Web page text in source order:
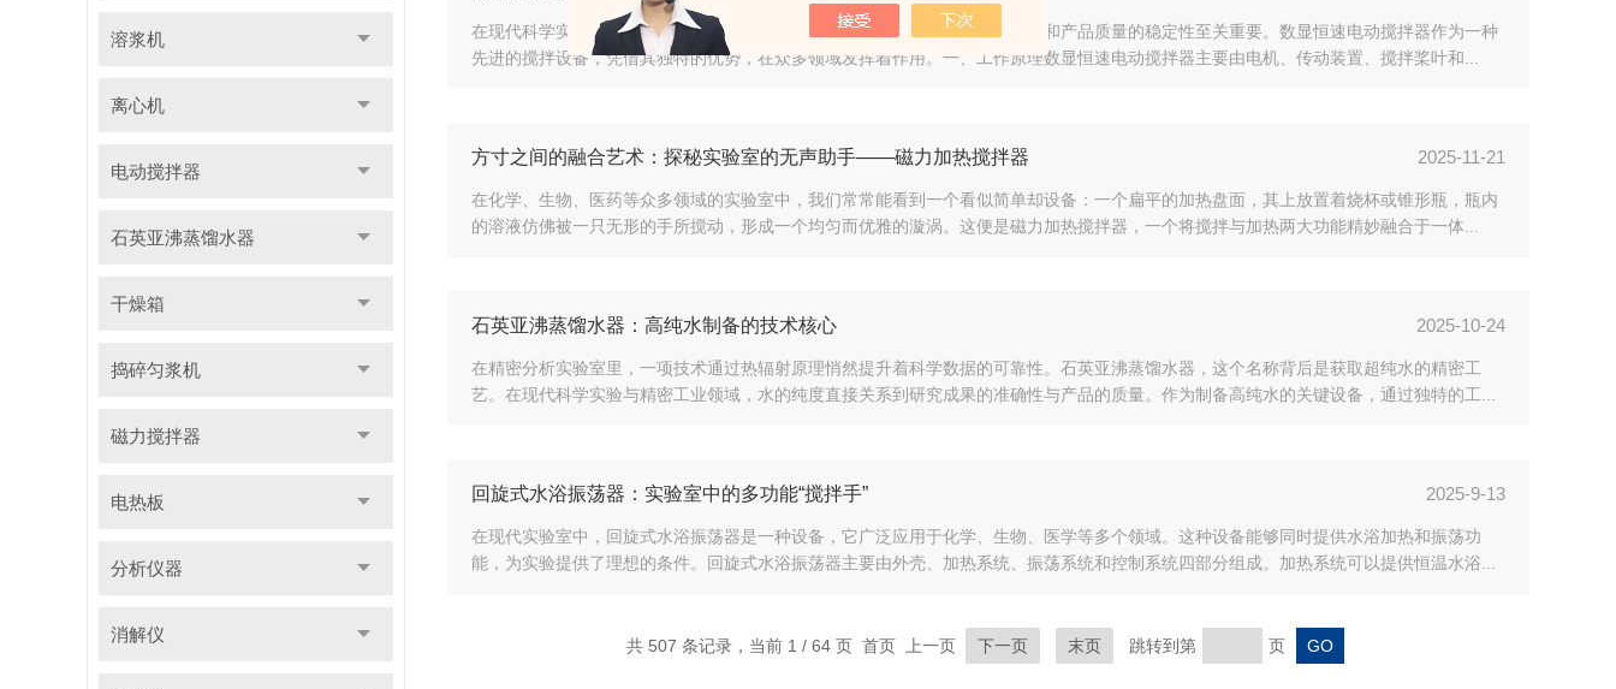
溶浆机
离心机
电动搅拌器
石英亚沸蒸馏水器
干燥箱
捣碎匀浆机
磁力搅拌器
电热板
分析仪器
消解仪
在现代科学实验和工业生产中，精确控制搅拌过程对于保证实验结果的准确性和产品质量的稳定性至关重要。数显恒速电动搅拌器作为一种
先进的搅拌设备，凭借其独特的优势，在众多领域发挥着作用。一、工作原理数显恒速电动搅拌器主要由电机、传动装置、搅拌桨叶和...
方寸之间的融合艺术：探秘实验室的无声助手——磁力加热搅拌器 2025-11-21
在化学、生物、医药等众多领域的实验室中，我们常常能看到一个看似简单却设备：一个扁平的加热盘面，其上放置着烧杯或锥形瓶，瓶内
的溶液仿佛被一只无形的手所搅动，形成一个均匀而优雅的漩涡。这便是磁力加热搅拌器，一个将搅拌与加热两大功能精妙融合于一体...
石英亚沸蒸馏水器：高纯水制备的技术核心 2025-10-24
在精密分析实验室里，一项技术通过热辐射原理悄然提升着科学数据的可靠性。石英亚沸蒸馏水器，这个名称背后是获取超纯水的精密工
艺。在现代科学实验与精密工业领域，水的纯度直接关系到研究成果的准确性与产品的质量。作为制备高纯水的关键设备，通过独特的工...
回旋式水浴振荡器：实验室中的多功能“搅拌手” 2025-9-13
在现代实验室中，回旋式水浴振荡器是一种设备，它广泛应用于化学、生物、医学等多个领域。这种设备能够同时提供水浴加热和振荡功
能，为实验提供了理想的条件。回旋式水浴振荡器主要由外壳、加热系统、振荡系统和控制系统四部分组成。加热系统可以提供恒温水浴...
共 507 条记录，当前 1 / 64 页 首页 上一页 下一页 末页 跳转到第 页